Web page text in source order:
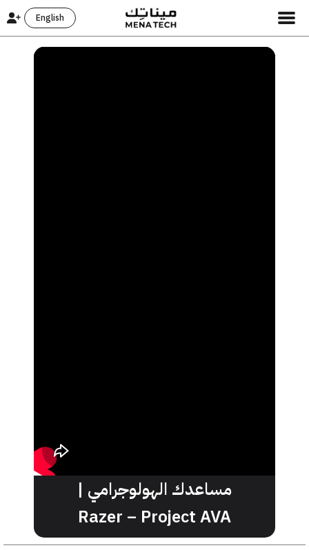
English
مساعدك الهولوجرامي |
Razer – Project AVA